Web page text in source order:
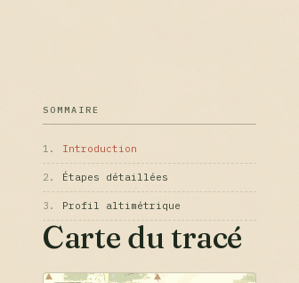
SOMMAIRE
1. Introduction
2. Étapes détaillées
3. Profil altimétrique
Carte du tracé